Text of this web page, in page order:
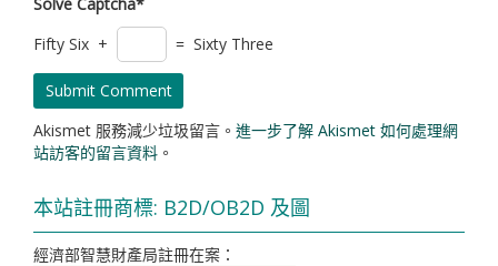
Fifty Six +
= Sixty Three
Akismet 服務減少垃圾留言。 進一步了解 Akismet 如何處理網
站訪客的留言資料 。
本站註冊商標: B2D/OB2D 及圖
經濟部智慧財產局註冊在案：